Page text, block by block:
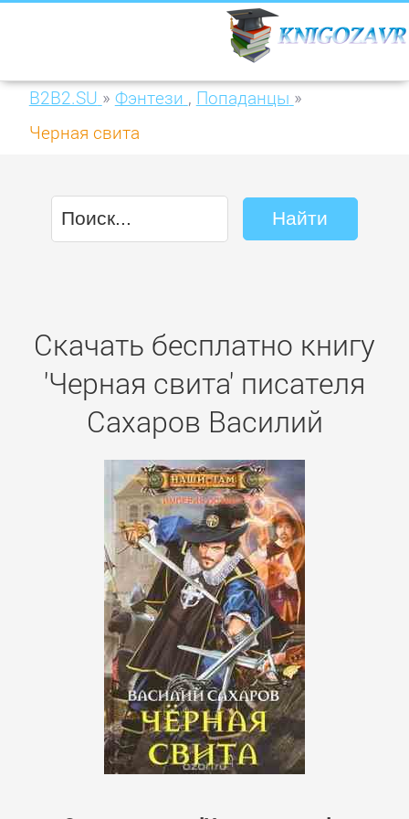
B2B2.SU » Фэнтези , Попаданцы »
Черная свита
Скачать бесплатно книгу
'Черная свита' писателя
Сахаров Василий